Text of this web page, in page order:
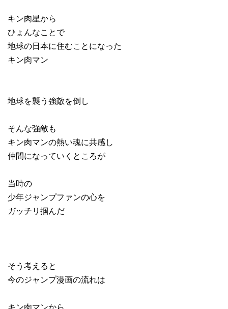
キン肉星から
ひょんなことで
地球の日本に住むことになった
キン肉マン
地球を襲う強敵を倒し
そんな強敵も
キン肉マンの熱い魂に共感し
仲間になっていくところが
当時の
少年ジャンプファンの心を
ガッチリ掴んだ
そう考えると
今のジャンプ漫画の流れは